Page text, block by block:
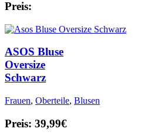
Preis:
ASOS Bluse
Oversize
Schwarz
Frauen, Oberteile, Blusen
Preis: 39,99€